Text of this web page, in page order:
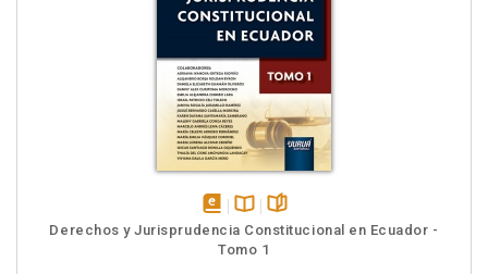
disponível
em
Disponível
na
páginas
Derechos y Jurisprudencia Constitucional en Ecuador -
Tomo 1